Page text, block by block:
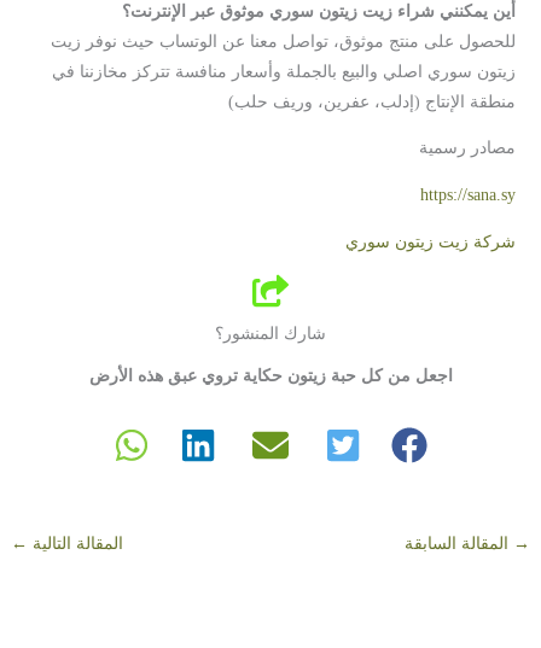
أين يمكنني شراء زيت زيتون سوري موثوق عبر الإنترنت؟
للحصول على منتج موثوق، تواصل معنا عن الوتساب حيث نوفر زيت
زيتون سوري اصلي والبيع بالجملة وأسعار منافسة تتركز مخازننا في
منطقة الإنتاج (إدلب، عفرين، وريف حلب)
مصادر رسمية
https://sana.sy
شركة زيت زيتون سوري
شارك المنشور؟
اجعل من كل حبة زيتون حكاية تروي عبق هذه الأرض
→ المقالة السابقة المقالة التالية ←